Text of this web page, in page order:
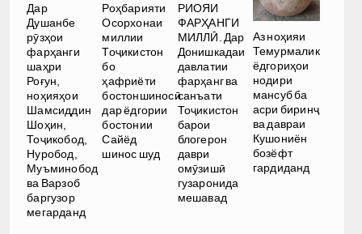
Дар
Душанбе
рӯзҳои
фарҳанги
шаҳри
Роғун,
ноҳияҳои
Шамсиддин
Шоҳин,
Тоҷикобод,
Нуробод,
Муъминобод
ва Варзоб
баргузор
мегарданд
Роҳбарияти
Осорхонаи
миллии
Тоҷикистон
бо
ҳафриёти
бостоншиносӣ
дар ёдгории
бостонии
Сайёд
шинос шуд
РИОЯИ
ФАРҲАНГИ
МИЛЛӢ. Дар
Донишкадаи
давлатии
фарҳанг ва
санъати
Тоҷикистон
барои
блогерон
даври
омӯзишӣ
гузаронида
мешавад
Аз ноҳияи
Темурмалик
ёдгориҳои
нодири
мансуб ба
асри биринҷ
ва давраи
Кушониён
бозёфт
гардиданд